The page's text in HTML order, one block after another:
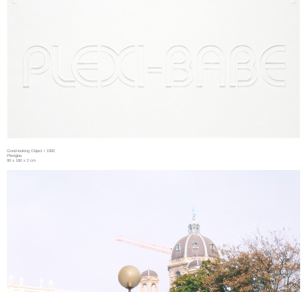
Good-looking Object / 1992
Plexiglas
90 x 180 x 2 cm